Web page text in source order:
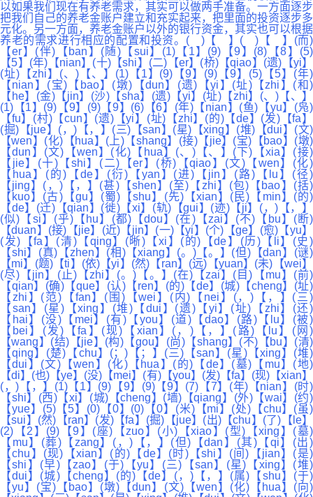
以如果我们现在有养老需求，其实可以做两手准备。一方面逐步
把我们自己的养老金账户建立和充实起来，把里面的投资逐步多
元化。另一方面，养老金账户以外的银行资金，其实也可以根据
养老的需求进行相应的配置和投资。( )【 】( )【 】(而)
【er】(伴)【ban】(随)【sui】(1)【1】(9)【9】(8)【8】(5)
【5】(年)【nian】(十)【shi】(二)【er】(桥)【qiao】(遗)【yi】
(址)【zhi】(、)【、】(1)【1】(9)【9】(9)【9】(5)【5】(年)
【nian】(宝)【bao】(墩)【dun】(遗)【yi】(址)【zhi】(和)
【he】(金)【jin】(沙)【sha】(遗)【yi】(址)【zhi】(、)【、】
(1)【1】(9)【9】(9)【9】(6)【6】(年)【nian】(鱼)【yu】(凫)
【fu】(村)【cun】(遗)【yi】(址)【zhi】(的)【de】(发)【fa】
(掘)【jue】(，)【，】(三)【san】(星)【xing】(堆)【dui】(文)
【wen】(化)【hua】(上)【shang】(接)【jie】(宝)【bao】(墩)
【dun】(文)【wen】(化)【hua】(、)【、】(下)【xia】(接)
【jie】(十)【shi】(二)【er】(桥)【qiao】(文)【wen】(化)
【hua】(的)【de】(衍)【yan】(进)【jin】(路)【lu】(径)
【jing】(，)【，】(甚)【shen】(至)【zhi】(包)【bao】(括)
【kuo】(古)【gu】(蜀)【shu】(先)【xian】(民)【min】(的)
【de】(迁)【qian】(徙)【xi】(轨)【gui】(迹)【ji】(，)【，】
(似)【si】(乎)【hu】(都)【dou】(在)【zai】(不)【bu】(断)
【duan】(接)【jie】(近)【jin】(一)【yi】(个)【ge】(愈)【yu】
(发)【fa】(清)【qing】(晰)【xi】(的)【de】(历)【li】(史)
【shi】(真)【zhen】(相)【xiang】(。)【。】(但)【dan】(谜)
【mi】(题)【ti】(依)【yi】(然)【ran】(远)【yuan】(未)【wei】
(尽)【jin】(止)【zhi】(。)【。】(在)【zai】(目)【mu】(前)
【qian】(确)【que】(认)【ren】(的)【de】(城)【cheng】(址)
【zhi】(范)【fan】(围)【wei】(内)【nei】(，)【，】(三)
【san】(星)【xing】(堆)【dui】(遗)【yi】(址)【zhi】(还)
【hai】(没)【mei】(有)【you】(道)【dao】(路)【lu】(被)
【bei】(发)【fa】(现)【xian】(，)【，】(路)【lu】(网)
【wang】(结)【jie】(构)【gou】(尚)【shang】(不)【bu】(清)
【qing】(楚)【chu】(；)【；】(三)【san】(星)【xing】(堆)
【dui】(文)【wen】(化)【hua】(的)【de】(墓)【mu】(地)
【di】(也)【ye】(没)【mei】(有)【you】(发)【fa】(现)【xian】
(，)【，】(1)【1】(9)【9】(9)【9】(7)【7】(年)【nian】(时)
【shi】(西)【xi】(城)【cheng】(墙)【qiang】(外)【wai】(约)
【yue】(5)【5】(0)【0】(0)【0】(米)【mi】(处)【chu】(虽)
【sui】(然)【ran】(发)【fa】(掘)【jue】(出)【chu】(了)【le】
(2)【2】(9)【9】(座)【zuo】(小)【xiao】(型)【xing】(墓)
【mu】(葬)【zang】(，)【，】(但)【dan】(其)【qi】(出)
【chu】(现)【xian】(的)【de】(时)【shi】(间)【jian】(是)
【shi】(早)【zao】(于)【yu】(三)【san】(星)【xing】(堆)
【dui】(城)【cheng】(的)【de】(，)【，】(属)【shu】(于)
【yu】(宝)【bao】(墩)【dun】(文)【wen】(化)【hua】(向)